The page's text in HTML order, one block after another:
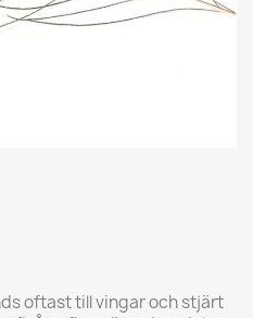
oftast till vingar och stjärt